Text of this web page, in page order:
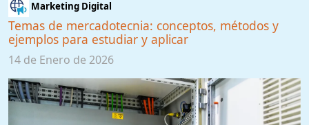
Marketing Digital
Temas de mercadotecnia: conceptos, métodos y
ejemplos para estudiar y aplicar
14 de Enero de 2026